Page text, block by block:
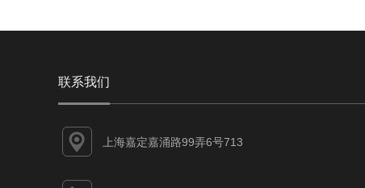
联系我们
上海嘉定嘉涌路99弄6号713